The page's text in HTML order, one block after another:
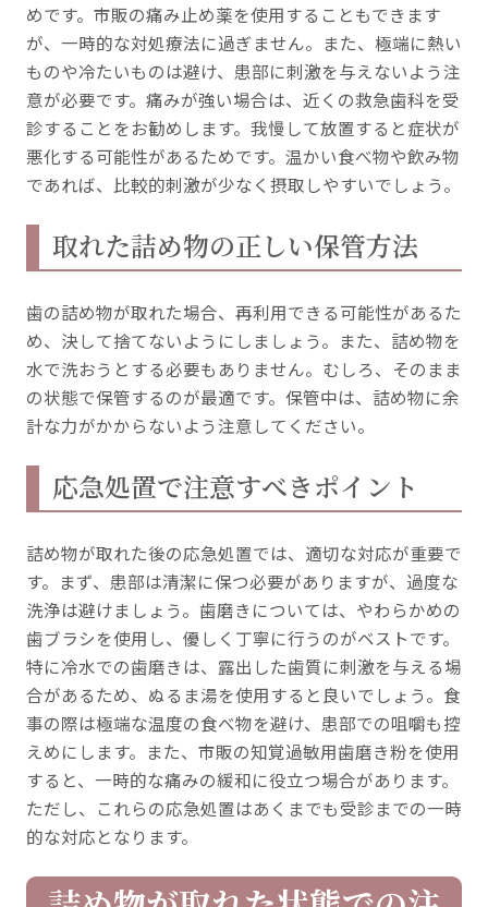
めです。市販の痛み止め薬を使用することもできます
が、一時的な対処療法に過ぎません。また、極端に熱い
ものや冷たいものは避け、患部に刺激を与えないよう注
意が必要です。痛みが強い場合は、近くの救急歯科を受
診することをお勧めします。我慢して放置すると症状が
悪化する可能性があるためです。温かい食べ物や飲み物
であれば、比較的刺激が少なく摂取しやすいでしょう。
取れた詰め物の正しい保管方法
歯の詰め物が取れた場合、再利用できる可能性があるた
め、決して捨てないようにしましょう。また、詰め物を
水で洗おうとする必要もありません。むしろ、そのまま
の状態で保管するのが最適です。保管中は、詰め物に余
計な力がかからないよう注意してください。
応急処置で注意すべきポイント
詰め物が取れた後の応急処置では、適切な対応が重要で
す。まず、患部は清潔に保つ必要がありますが、過度な
洗浄は避けましょう。歯磨きについては、やわらかめの
歯ブラシを使用し、優しく丁寧に行うのがベストです。
特に冷水での歯磨きは、露出した歯質に刺激を与える場
合があるため、ぬるま湯を使用すると良いでしょう。食
事の際は極端な温度の食べ物を避け、患部での咀嚼も控
えめにします。また、市販の知覚過敏用歯磨き粉を使用
すると、一時的な痛みの緩和に役立つ場合があります。
ただし、これらの応急処置はあくまでも受診までの一時
的な対応となります。